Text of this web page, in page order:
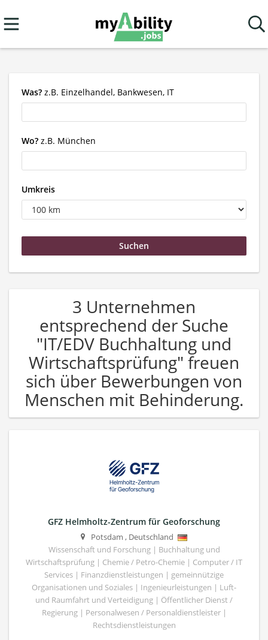
Was? z.B. Einzelhandel, Bankwesen, IT
Wo? z.B. München
Umkreis
3 Unternehmen
entsprechend der Suche
"IT/EDV Buchhaltung und
Wirtschaftsprüfung" freuen
sich über Bewerbungen von
Menschen mit Behinderung.
GFZ Helmholtz-Zentrum für Geoforschung
Potsdam , Deutschland
Wissenschaft und Forschung | Buchhaltung und
Wirtschaftsprüfung | Chemie / Petro-Chemie | Computer / IT
Services | Finanzdienstleistungen | gemeinnützige
Organisationen und Soziales | Ingenieurleistungen | Luft-
und Raumfahrt und Verteidigung | Öffentlicher Dienst /
Regierung | Personalwesen / Personaldienstleister |
Rechtsdienstleistungen